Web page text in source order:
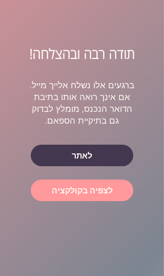
תודה רבה ובהצלחה!
ברגעים אלו נשלח אלייך מייל.
אם אינך רואה אותו בתיבת
הדואר הנכנס, מומלץ לבדוק
גם בתיקיית הספאם.
לאתר
לצפיה בקולקציה